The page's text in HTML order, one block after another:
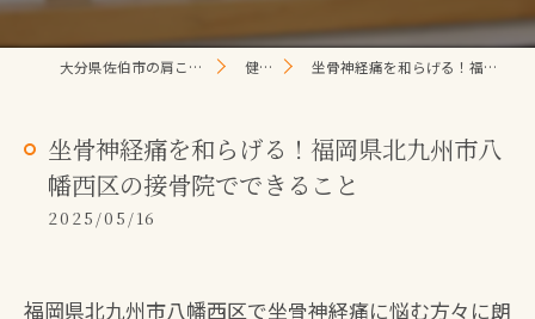
大分県佐伯市の肩こり/頭痛/腰痛 なら晴レルヤ整体院 健康コラム 坐骨神経痛を和らげる！福岡県北九州市八幡西区の接骨院でできること
坐骨神経痛を和らげる！福岡県北九州市八
幡西区の接骨院でできること
2025/05/16
福岡県北九州市八幡西区で坐骨神経痛に悩む方々に朗